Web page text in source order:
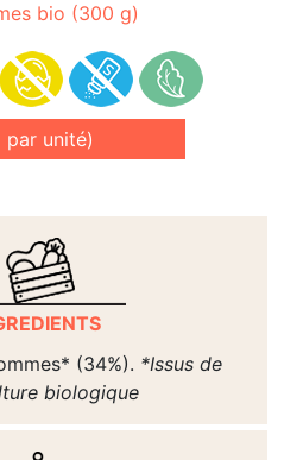
bio (300 g)
par unité)
(34%). *Issus de
biologique